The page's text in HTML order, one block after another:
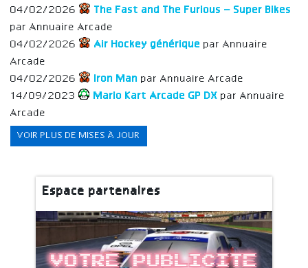
04/02/2026
The Fast and The Furious – Super Bikes
par Annuaire Arcade
04/02/2026
Air Hockey générique par Annuaire
Arcade
04/02/2026
Iron Man par Annuaire Arcade
14/09/2023
Mario Kart Arcade GP DX par Annuaire
Arcade
VOIR PLUS DE MISES À JOUR
Espace partenaires
Votre publicite